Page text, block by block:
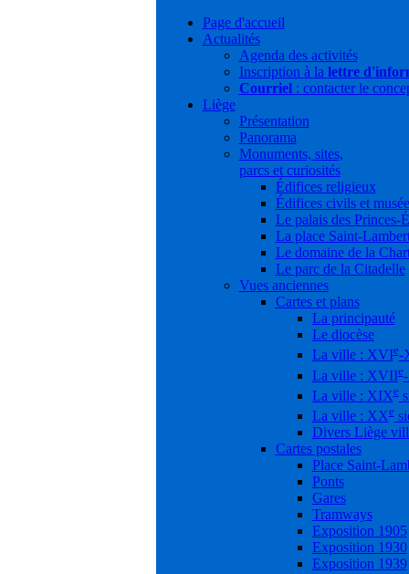
Page d'accueil
Actualités
Agenda des activités
Inscription à la lettre
Courriel: contacter le
Liège
Présentation
Panorama
Monuments, sites,
parcs et curiosités
Édifices religieux
Édifices civils et
Le palais des Princes-
La place Saint-
Le domaine de la
Le parc de la Citadelle
Vues anciennes
Cartes et plans
La principauté
Le diocèse
La ville : XVIe-
La ville : XVIIe
La ville : XIXe
La ville : XXe
Divers Liège
Cartes postales
Place Saint-
Ponts
Gares
Tramways
Exposition 1905
Exposition 1930
Exposition 1939